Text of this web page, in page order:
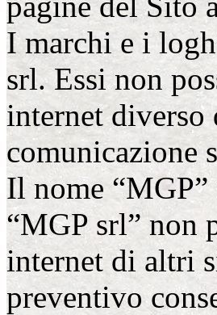
I marchi e i
srl. Essi non
internet diverso
comunicazione
Il nome
“MGP srl” non
internet di altri
preventivo